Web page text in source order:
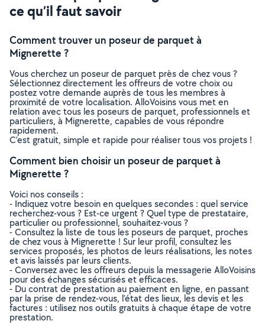
ce qu’il faut savoir
Comment trouver un poseur de parquet à
Mignerette ?
Vous cherchez un poseur de parquet près de chez vous ?
Sélectionnez directement les offreurs de votre choix ou
postez votre demande auprès de tous les membres à
proximité de votre localisation. AlloVoisins vous met en
relation avec tous les poseurs de parquet, professionnels et
particuliers, à Mignerette, capables de vous répondre
rapidement.
C’est gratuit, simple et rapide pour réaliser tous vos projets !
Comment bien choisir un poseur de parquet à
Mignerette ?
Voici nos conseils :
- Indiquez votre besoin en quelques secondes : quel service
recherchez-vous ? Est-ce urgent ? Quel type de prestataire,
particulier ou professionnel, souhaitez-vous ?
- Consultez la liste de tous les poseurs de parquet, proches
de chez vous à Mignerette ! Sur leur profil, consultez les
services proposés, les photos de leurs réalisations, les notes
et avis laissés par leurs clients.
- Conversez avec les offreurs depuis la messagerie AlloVoisins
pour des échanges sécurisés et efficaces.
- Du contrat de prestation au paiement en ligne, en passant
par la prise de rendez-vous, l’état des lieux, les devis et les
factures : utilisez nos outils gratuits à chaque étape de votre
prestation.